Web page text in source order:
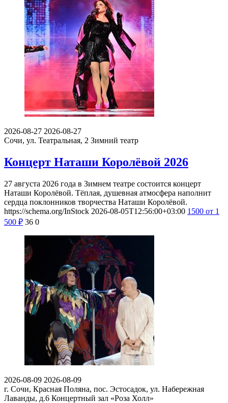
2026-08-27 2026-08-27
Сочи, ул. Театральная, 2 Зимний театр
Концерт Наташи Королёвой 2026
27 августа 2026 года в Зимнем театре состоится концерт
Наташи Королёвой. Тёплая, душевная атмосфера наполнит
сердца поклонников творчества Наташи Королёвой.
https://schema.org/InStock 2026-08-05T12:56:00+03:00 1500 от 1
500 ₽ 36 0
2026-08-09 2026-08-09
г. Сочи, Красная Поляна, пос. Эстосадок, ул. Набережная
Лаванды, д.6 Концертный зал «Роза Холл»